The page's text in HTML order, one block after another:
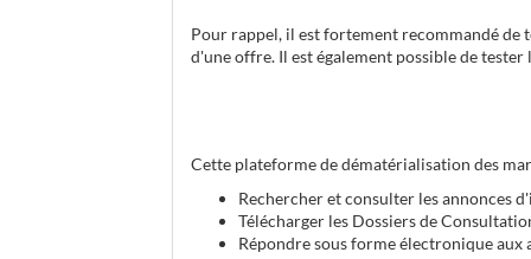
Pour rappel, il est fortement recommandé de
d'une offre. Il est également possible de
Cette plateforme de dématérialisation des
Rechercher et consulter les
Télécharger les Dossiers de
Répondre sous forme électronique aux